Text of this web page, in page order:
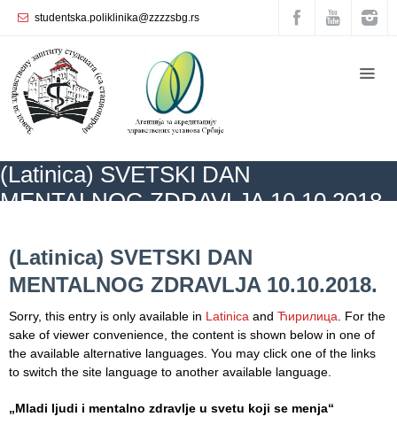
studentska.poliklinika@zzzzsbg.rs
(Latinica) SVETSKI DAN
MENTALNOG ZDRAVLJA 10.10.2018.
(Latinica) SVETSKI DAN
MENTALNOG ZDRAVLJA 10.10.2018.
Sorry, this entry is only available in Latinica and Ћирилица . For the
sake of viewer convenience, the content is shown below in one of
the available alternative languages. You may click one of the links
to switch the site language to another available language.
„Mladi ljudi i mentalno zdravlje u svetu koji se menja“
Home
About
us
organization
Department
for
Health
Service
Dental